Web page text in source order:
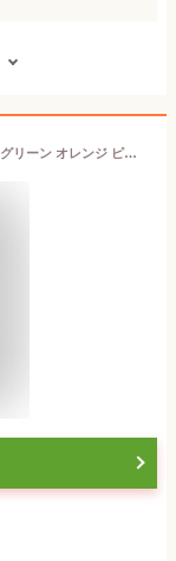
Kaitaimon 6色チョコペン ブラック ホワイト グリーン オレンジ ピンク パープル 製菓 手作り おやつ バレンタイン クリスマス ハロウィン